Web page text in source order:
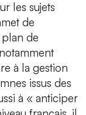
les sujets
de
plan de
à la gestion
issus des
à « anticiper